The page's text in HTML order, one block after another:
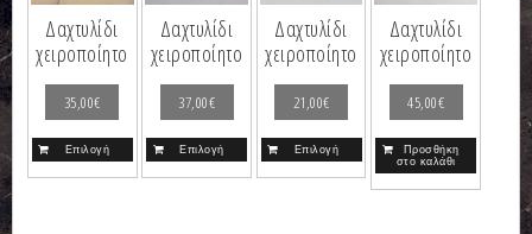
Δαχτυλίδι
χειροποίητο
35,00€
Επιλογή
Δαχτυλίδι
χειροποίητο
37,00€
Επιλογή
Δαχτυλίδι
χειροποίητο
21,00€
Επιλογή
Δαχτυλίδι
χειροποίητο
45,00€
Προσθήκη
στο καλάθι